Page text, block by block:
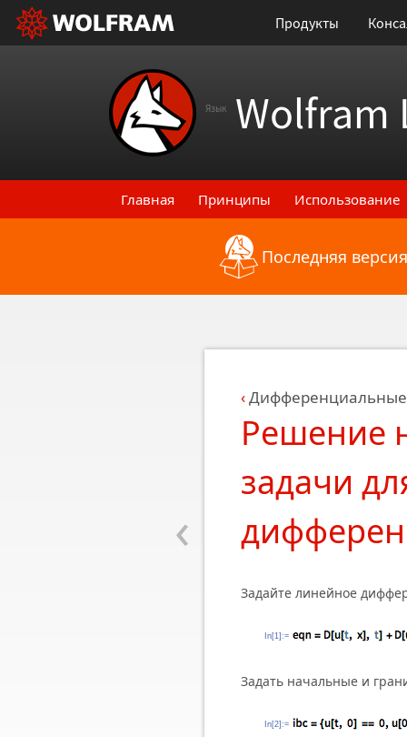
Продукты
Язык Wolfram
Главная Принципы Использование
Назад к последнимПоследняя
‹
Дифференциальные
Решение
задачи
Задайте линейное
In[1]:=
Задать начальные и
In[2]:=